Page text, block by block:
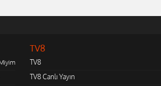
TV8
TV8
TV8 Canlı Yayın